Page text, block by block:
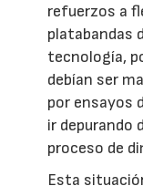
refuerzos a
platabandas
tecnología,
debían ser
por ensayos
ir depurando
proceso de
Esta